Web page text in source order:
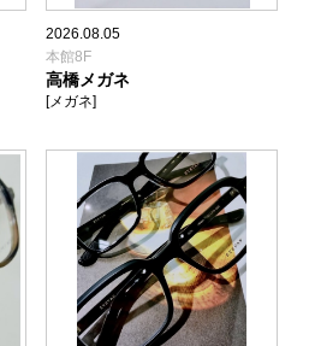
2026.08.05
本館8F
高橋メガネ
[メガネ]